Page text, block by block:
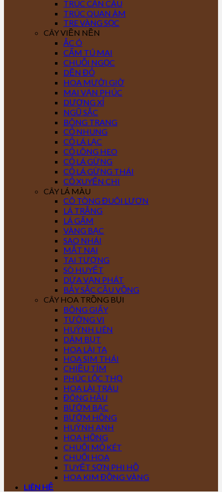
TRÚC CẦN CÂU
TRÚC QUAN ÂM
TRE VÀNG SỌC
CÂY VIỀN NỀN
ẮC Ó
CẨM TÚ MAI
CHUỖI NGỌC
DỀN ĐỎ
HOA MƯỜI GIỜ
MAI VẠN PHÚC
DƯƠNG XỈ
NGŨ SẮC
BÔNG TRANG
CỎ NHUNG
CỎ LÁ LẠC
CỎ LÔNG HEO
CỎ LÁ GỪNG
CỎ LÁ GỪNG THÁI
CỎ XUYẾN CHI
CÂY LÁ MÀU
CÔ TÒNG ĐUÔI LƯƠN
LÁ TRẮNG
LÁ GẤM
VÀNG BẠC
SAO NHÁI
MẮT NAI
TAI TƯỢNG
SÒ HUYẾT
DỨA VẠN PHÁT
BẢY SẮC CẦU VỒNG
CÂY HOA TRỒNG BỤI
BÔNG GIẤY
TƯỜNG VI
HUỲNH LIÊN
DÂM BỤT
HOA LÀI TA
HOA SIM THÁI
CHIỀU TÍM
PHÚC LỘC THỌ
HOA LÀI TRÂU
ĐÔNG HẦU
BƯỚM BẠC
BƯỚM HỒNG
HUỲNH ANH
HOA HỒNG
CHUỐI MỎ KÉT
CHUỐI HOA
TUYẾT SƠN PHI HỒ
HOA KIM ĐỒNG VÀNG
LIÊN HỆ